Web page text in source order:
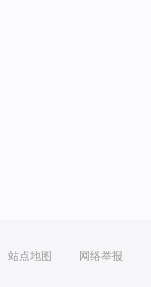
站点地图 网络举报